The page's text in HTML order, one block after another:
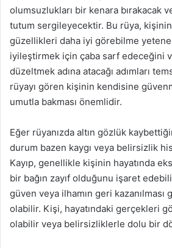
olumsuzlukları bir kenara bırakacak
tutum sergileyecektir. Bu rüya,
güzellikleri daha iyi görebilme
iyileştirmek için çaba sarf edeceğini
düzeltmek adına atacağı adımları
rüyayı gören kişinin kendisine
umutla bakması önemlidir.
Eğer rüyanızda altın gözlük
durum bazen kaygı veya belirsizlik
Kayıp, genellikle kişinin hayatında
bir bağın zayıf olduğunu işaret
güven veya ilhamın geri
olabilir. Kişi, hayatındaki gerçekleri
olabilir veya belirsizliklerle dolu bir